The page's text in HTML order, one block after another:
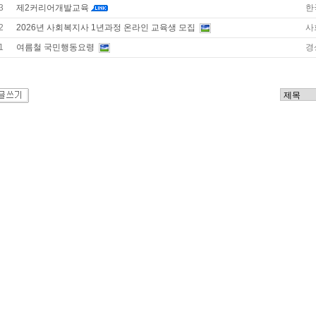
제2커리어개발교육
한
2026년 사회복지사 1년과정 온라인 교육생 모집
사
여름철 국민행동요령